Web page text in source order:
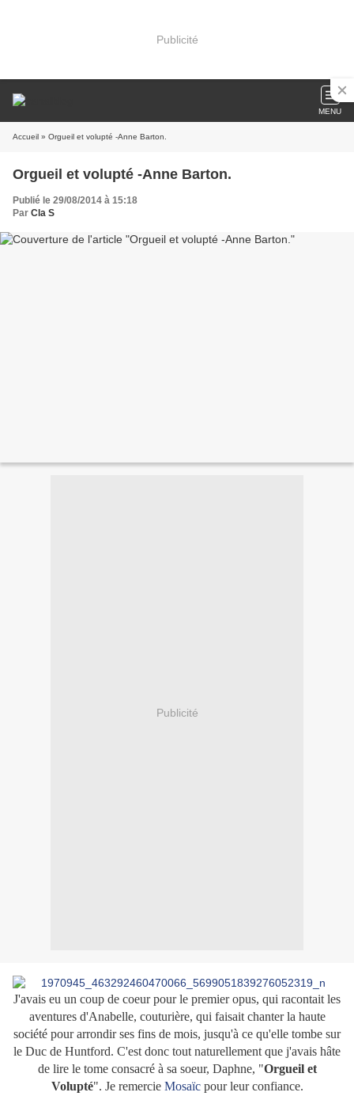
Publicité
MENU
Accueil » Orgueil et volupté -Anne Barton.
Orgueil et volupté -Anne Barton.
Publié le 29/08/2014 à 15:18
Par Cla S
Publicité
J'avais eu un coup de coeur pour le premier opus, qui racontait les
aventures d'Anabelle, couturière, qui faisait chanter la haute
société pour arrondir ses fins de mois, jusqu'à ce qu'elle tombe sur
le Duc de Huntford. C'est donc tout naturellement que j'avais hâte
de lire le tome consacré à sa soeur, Daphne, "Orgueil et
Volupté". Je remercie Mosaïcpour leur confiance.